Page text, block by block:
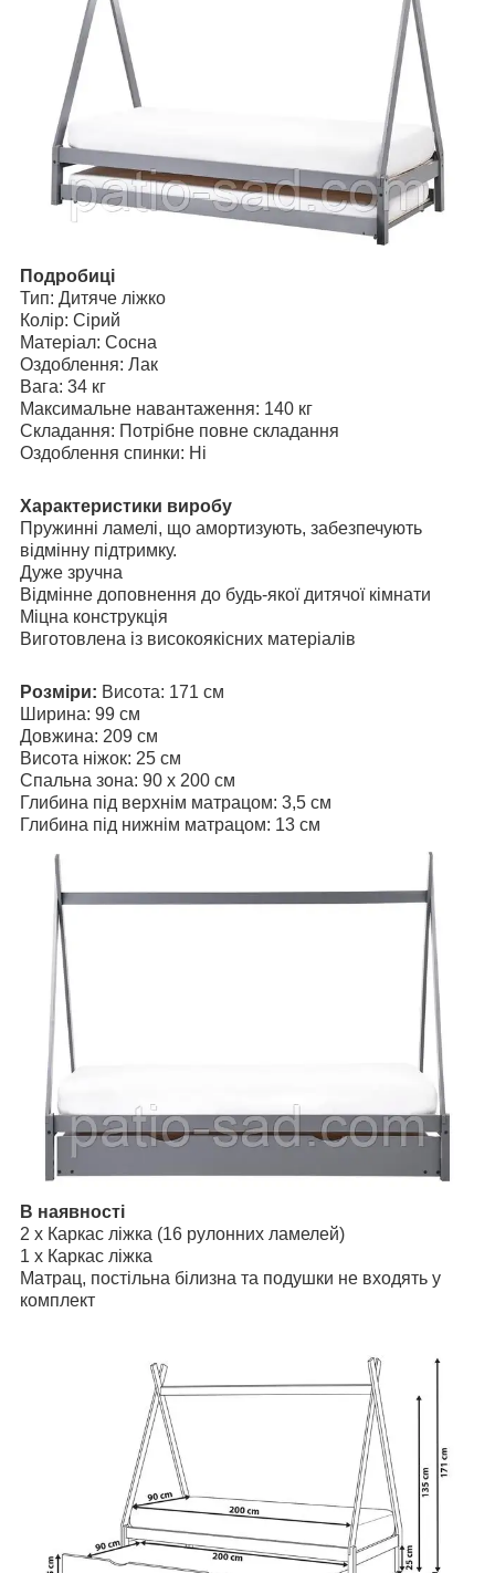
Подробиці
Тип: Дитяче ліжко
Колір: Сірий
Матеріал: Сосна
Оздоблення: Лак
Вага: 34 кг
Максимальне навантаження: 140 кг
Складання: Потрібне повне складання
Оздоблення спинки: Ні
Характеристики виробу
Пружинні ламелі, що амортизують, забезпечують
відмінну підтримку.
Дуже зручна
Відмінне доповнення до будь-якої дитячої кімнати
Міцна конструкція
Виготовлена із високоякісних матеріалів
Розміри: Висота: 171 см
Ширина: 99 см
Довжина: 209 см
Висота ніжок: 25 см
Спальна зона: 90 x 200 см
Глибина під верхнім матрацом: 3,5 см
Глибина під нижнім матрацом: 13 см
В наявності
2 x Каркас ліжка (16 рулонних ламелей)
1 x Каркас ліжка
Матрац, постільна білизна та подушки не входять у
комплект